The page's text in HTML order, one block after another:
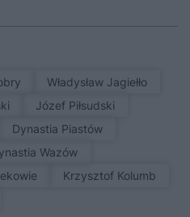
Władysław Jagiełło
Józef Piłsudski
Dynastia Piastów
Dynastia Wazów
Krzysztof Kolumb